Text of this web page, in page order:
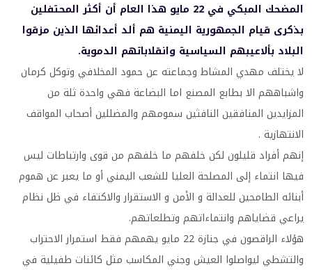
المضحك المبكي في 22 مايو هذا العام أن أكثر المحتفلين
بذكرى قيام الجمهورية اليمنية هم ألد أعدائها الذين مزقوا
البلاد بألاعيبهم السياسية وانقلاباتهم الدموية.
لا يختلف مهدي المشاط وجماعته عن حمود المخلافي وتوكل كرمان
واشباههم الا بطابع المصنع اما البضاعة فهي واحدة ثلة من
المزايدين المنافقين النافثين سمومهم والمضللين أصحاب المواقف
الانتهازية .
إنهم أفراد قليلون لكن خلفهم ما خلفهم من قوى وارتباطات ليس
فيها انتماء إلى المصلحة العليا للشعب اليمني أو ما يعبر عن هموم
أبنائه الطامحين للعدالة و الأمن و الاستقرار والاكتفاء في ظل نظام
يراعي قضاياهم وانتماءاتهم وتطلعاتهم.
هؤلاء الراقصون في جنازة 22 مايو يهمهم فقط استمرار الاحتراب
والتشطي ليواصلوا العيش وجني المكاسب مثل كائنات طفيلية في